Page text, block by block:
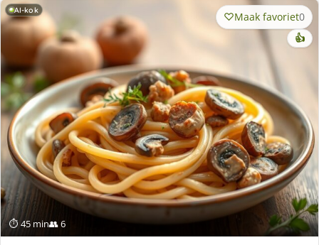
AI-kok
⏱ 45 min👥 6
Maak favoriet0
👍